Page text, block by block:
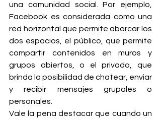
una comunidad social. Por ejemplo,
Facebook es considerada como una
red horizontal que permite abarcar los
dos espacios, el público, que permite
compartir contenidos en muros y
grupos abiertos, o el privado, que
brinda la posibilidad de chatear, enviar
y recibir mensajes grupales o
personales.
Vale la pena destacar que cuando un